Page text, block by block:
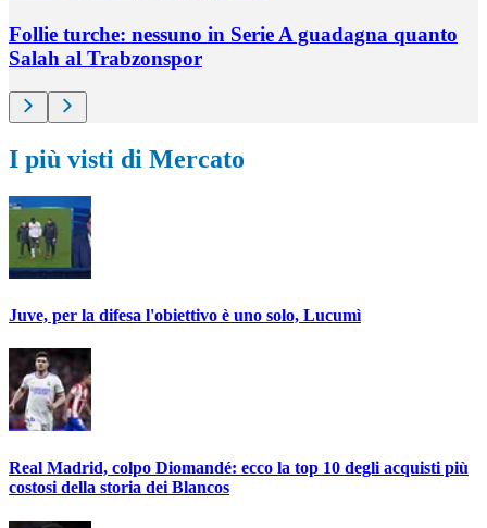
Follie turche: nessuno in Serie A guadagna quanto
Salah al Trabzonspor
I più visti di Mercato
Juve, per la difesa l'obiettivo è uno solo, Lucumì
Real Madrid, colpo Diomandé: ecco la top 10 degli acquisti più
costosi della storia dei Blancos